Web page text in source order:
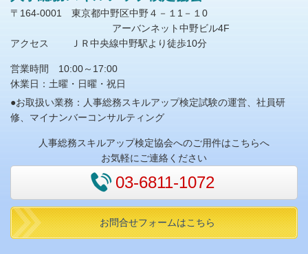
〒164-0001 東京都中野区中野４－１1－１0
アーバンネット中野ビル4F
アクセス ＪＲ中央線中野駅より徒歩10分
営業時間 10:00～17:00
休業日：土曜・日曜・祝日
●お取扱い業務：人事総務スキルアップ検定試験の運営、社員研
修、マイナンバーコンサルティング
人事総務スキルアップ検定協会へのご用件はこちらへ
お気軽にご連絡ください
03-6811-1072
お問合せフォームはこちら